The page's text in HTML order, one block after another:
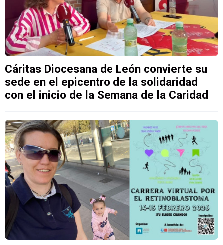
Cáritas Diocesana de León convierte su
sede en el epicentro de la solidaridad
con el inicio de la Semana de la Caridad